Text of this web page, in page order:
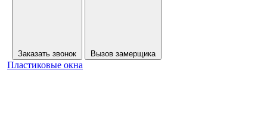
Заказать звонок Вызов замерщика
Пластиковые окна